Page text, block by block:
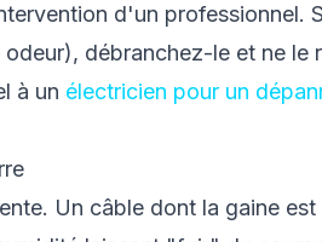
d'un professionnel.
débranchez-le et ne le
à un électricien pour un
Un câble dont la gaine est